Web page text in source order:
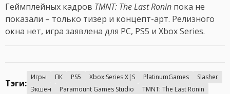
Геймплейных кадров TMNT: The Last Ronin пока не
показали – только тизер и концепт-арт. Релизного
окна нет, игра заявлена для PC, PS5 и Xbox Series.
Тэги:
Игры ПК PS5 Xbox Series X|S PlatinumGames
Slasher
Экшен
Paramount Games Studio TMNT: The Last Ronin